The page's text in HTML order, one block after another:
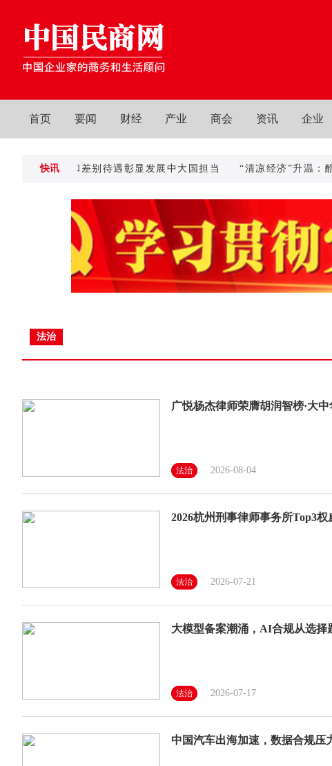
首页 要闻 财经 产业 商会 资讯 企业
快讯
特殊和差别待遇彰显发展中大国担当 “清凉经济”升温：酷暑催
法治
广悦杨杰律师荣膺胡润智榜·大
法治 2026-08-04
2026杭州刑事律师事务所Top3
法治 2026-07-21
大模型备案潮涌，AI合规从选择
法治 2026-07-17
中国汽车出海加速，数据合规压